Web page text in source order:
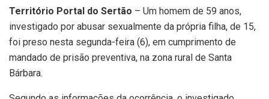
Território Portal do Sertão – Um homem de 59 anos,
investigado por abusar sexualmente da própria filha, de 15,
foi preso nesta segunda-feira (6), em cumprimento de
mandado de prisão preventiva, na zona rural de Santa
Bárbara.